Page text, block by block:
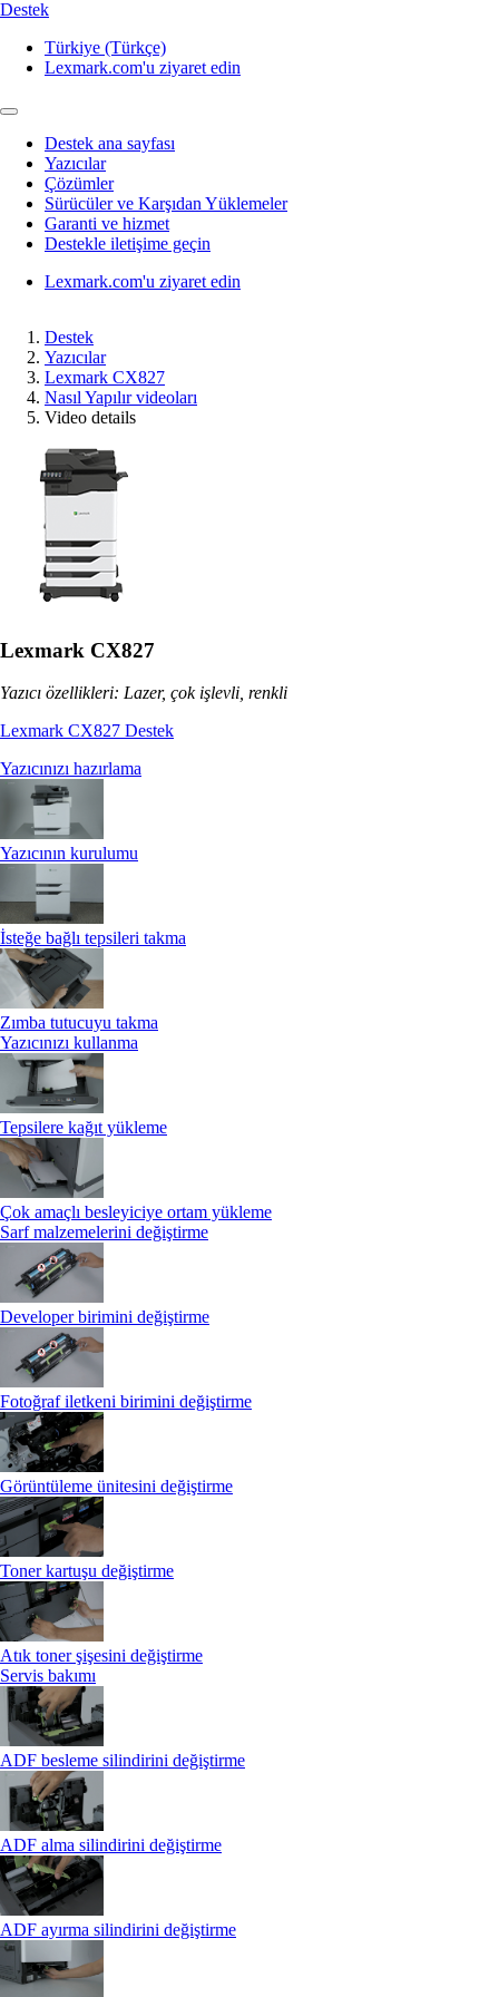
Destek
Türkiye (Türkçe)
Lexmark.com'u ziyaret edin
Destek ana sayfası
Yazıcılar
Çözümler
Sürücüler ve Karşıdan Yüklemeler
Garanti ve hizmet
Destekle iletişime geçin
Lexmark.com'u ziyaret edin
Destek
Yazıcılar
Lexmark CX827
Nasıl Yapılır videoları
Video details
Lexmark CX827
Yazıcı özellikleri: Lazer, çok işlevli, renkli
Lexmark CX827 Destek
Yazıcınızı hazırlama
Yazıcının kurulumu
İsteğe bağlı tepsileri takma
Zımba tutucuyu takma
Yazıcınızı kullanma
Tepsilere kağıt yükleme
Çok amaçlı besleyiciye ortam yükleme
Sarf malzemelerini değiştirme
Developer birimini değiştirme
Fotoğraf iletkeni birimini değiştirme
Görüntüleme ünitesini değiştirme
Toner kartuşu değiştirme
Atık toner şişesini değiştirme
Servis bakımı
ADF besleme silindirini değiştirme
ADF alma silindirini değiştirme
ADF ayırma silindirini değiştirme